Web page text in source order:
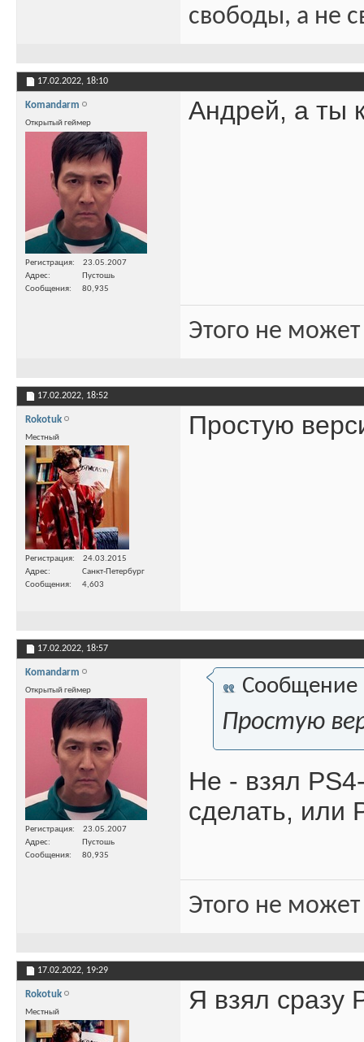
свободы, а не
17.02.2022, 18:10
Komandarm
Открытый геймер
Регистрация
23.05.2007
Адрес
Пустошь
Сообщения
80,935
Андрей, а ты
Этого не
17.02.2022, 18:52
Rokotuk
Местный
Регистрация
24.03.2015
Адрес
Санкт-Петербург
Сообщения
4,603
Простую
17.02.2022, 18:57
Komandarm
Открытый геймер
Регистрация
23.05.2007
Адрес
Пустошь
Сообщения
80,935
Сообщение
Простую
Не - взял
сделать, или
Этого не
17.02.2022, 19:29
Rokotuk
Местный Я взял сразу